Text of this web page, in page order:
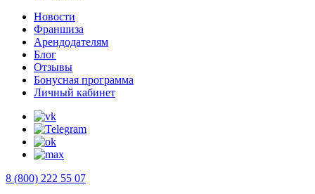
Новости
Франшиза
Арендодателям
Блог
Отзывы
Бонусная программа
Личный кабинет
8 (800) 222 55 07